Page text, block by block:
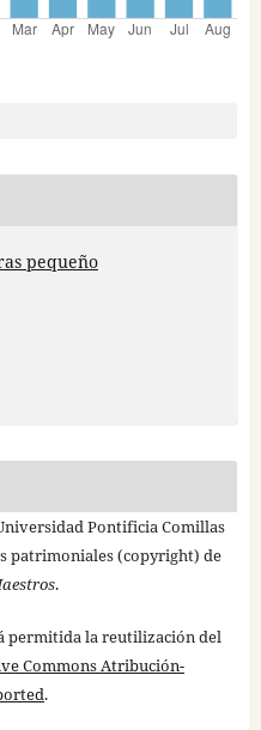
pequeño
Pontificia Comillas
patrimoniales (copyright) de
.
permitida la reutilización del
Commons Atribución-
.